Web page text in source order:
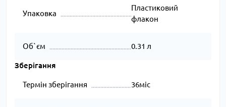
Упаковка
Пластиковий
флакон
Об`єм 0.31 л
Зберігання
Термін зберігання 36міс